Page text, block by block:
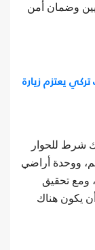
وضمان أمن
يعتزم زيارة
شرط للحوار
ووحدة أراضي
ومع تحقيق
أن يكون هناك